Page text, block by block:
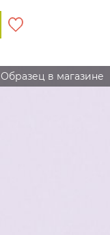
Образец в магазине